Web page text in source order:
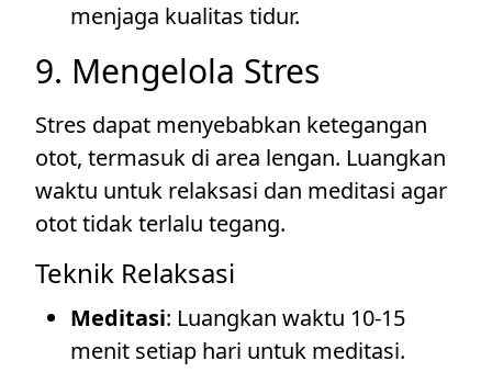
menjaga kualitas tidur.
9. Mengelola Stres
Stres dapat menyebabkan ketegangan
otot, termasuk di area lengan. Luangkan
waktu untuk relaksasi dan meditasi agar
otot tidak terlalu tegang.
Teknik Relaksasi
Meditasi: Luangkan waktu 10-15
menit setiap hari untuk meditasi.